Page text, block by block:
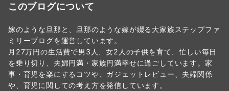
このブログについて
嫁のような旦那と、旦那のような嫁が綴る大家族ステップファ
ミリーブログを運営しています。
月27万円の生活費で男3人、女2人の子供を育て、忙しい毎日
を乗り切り、夫婦円満・家族円満幸せに過ごしています。家
事・育児を楽にするコツや、ガジェットレビュー、夫婦関係
や、育児に関しての考え方を発信しています。